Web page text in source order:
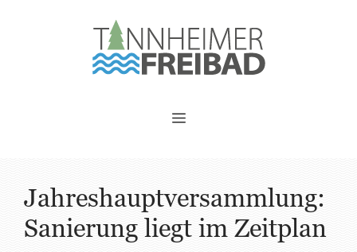
Jahreshauptversammlung:
Sanierung liegt im Zeitplan